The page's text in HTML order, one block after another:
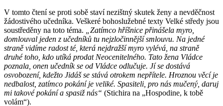
V tomto čtení se proti sobě staví nezištný skutek ženy a nevděčnost
žádostivého učedníka. Veškeré bohoslužebné texty Velké středy jsou
soustředěny na toto téma.
„Zatímco hříšnice přinášela myro,
domlouval jeden z učedníků tu nejzločinnější smlouvu. Na jedné
straně vidíme radost té, která nejdražší myro vylévá, na straně
druhé toho, kdo utíká prodat Neocenitelného. Tato žena Vládce
poznala, onen učedník se od Vládce odlučuje. Jí se dostává
osvobození, kdežto Jidáš se stává otrokem nepřítele. Hroznou věcí je
nedbalost, zatímco pokání je veliké. Spasiteli, pro nás mučený, daruj
mi takové pokání a spasiž nás“ (Stichira na „Hospodine, k tobě
volám“).